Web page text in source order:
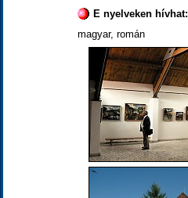
E nyelveken hívhat:
magyar, román